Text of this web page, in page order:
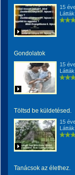
15
Gondolatok
15
Töltsd be küldetésed.
15
Tanácsok az élethez.